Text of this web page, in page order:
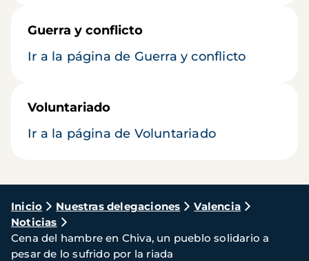
Guerra y conflicto
Ir a la página de Guerra y conflicto
Voluntariado
Ir a la página de Voluntariado
Ruta
de
navegación
Inicio Nuestras delegaciones
Valencia
Noticias
Cena del hambre en Chiva, un pueblo solidario a
pesar de lo sufrido por la riada